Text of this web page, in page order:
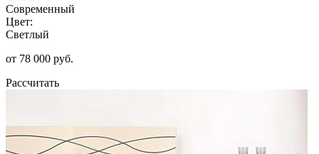
Современный
Цвет:
Светлый
от 78 000 руб.
Рассчитать